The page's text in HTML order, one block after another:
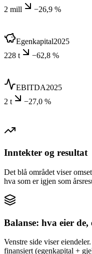
2 mill
−26,9 %
Egenkapital2025
228 t
−62,8 %
EBITDA2025
2 t
−27,0 %
Inntekter og resultat
Det blå området viser
hva som er igjen som
Balanse: hva eier
Venstre side viser
finansiert (egenkapital +